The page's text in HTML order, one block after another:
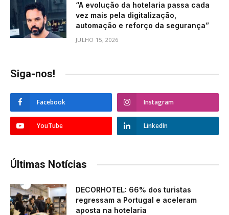
“A evolução da hotelaria passa cada
vez mais pela digitalização,
automação e reforço da segurança”
JULHO 15, 2026
Siga-nos!
Facebook Instagram
YouTube LinkedIn
Últimas Notícias
DECORHOTEL: 66% dos turistas
regressam a Portugal e aceleram
aposta na hotelaria